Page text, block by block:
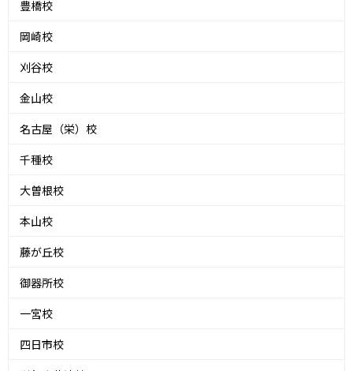
豊橋校
岡崎校
刈谷校
金山校
名古屋（栄）校
千種校
大曽根校
本山校
藤が丘校
御器所校
一宮校
四日市校